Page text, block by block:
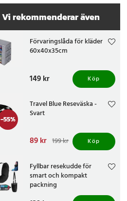
Vi rekommenderar även
Förvaringslåda för kläder
60x40x35cm
Pris :149 kr
149 kr Köp
-55%
Travel Blue Reseväska -
Svart
Nuvarande pris
Tidigare pris 199 kr
89 kr 199 kr Köp
Fyllbar resekudde för
smart och kompakt
packning